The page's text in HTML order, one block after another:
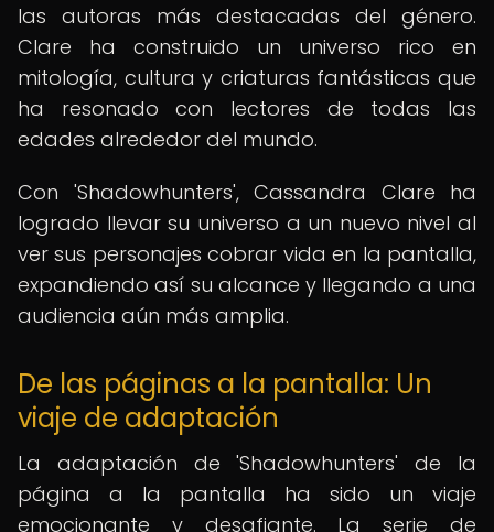
las autoras más destacadas del género.
Clare ha construido un universo rico en
mitología, cultura y criaturas fantásticas que
ha resonado con lectores de todas las
edades alrededor del mundo.
Con 'Shadowhunters', Cassandra Clare ha
logrado llevar su universo a un nuevo nivel al
ver sus personajes cobrar vida en la pantalla,
expandiendo así su alcance y llegando a una
audiencia aún más amplia.
De las páginas a la pantalla: Un
viaje de adaptación
La adaptación de 'Shadowhunters' de la
página a la pantalla ha sido un viaje
emocionante y desafiante. La serie de